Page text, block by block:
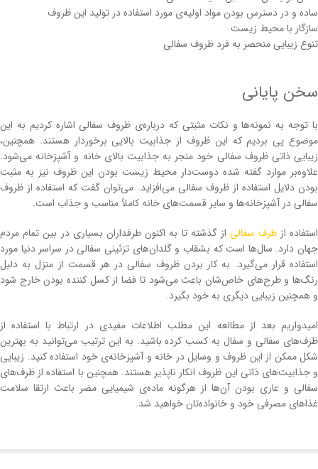
ساده و در دسترس بودن مواد اولیه‌ی مورد استفاده در تولید این ظروف
سازگار با محیط زیست
تنوع زیبایی منحصر به فرد ظروف سفالی
سخن پایانی
با توجه به نمونه‌ها و نکات مثبتی که درباره‌ی ظروف سفالی اشاره کردیم به این
موضوع پی بردیم که این ظروف از جذابیت بالایی برخوردار هستند. ‌همچنین،
زیبایی ذاتی ظروف سفالی خود منجر به جذابیت بالای خانه و آشپزخانه می‌شود.
علاوه‌بر موارد گفته شده دوست‌دار محیط زیست بودن این ظروف نیز به مثبت
بودن دلایل استفاده از ظروف سفالی می‌افزاید. می‌توان گفت که استفاده از ظروف
سفالی در آشپزخانه‌ها و سایر قسمت‌های خانه کاملاً مناسب و جذاب است.
استفاده ازظرف سفالیاز گذشته تا به اکنون طرفداران بسیاری در بین تمام مردم
جهان دارد. سال‌ها است که بشقاب و گلدان‌های تزئینی سفالی در سراسر دنیا مورد
استفاده قرار می‌گیرد. به کار بردن ظروف سفالی در هر قسمت از منزل به دلیل
رنگ‌ها و طرح‌های خاص‌شان باعث می‌شود تا فضا از کسل کننده بودن خارج شود
و همچنین زیبایی دیگری به خود بگیرد.
امیدواریم بعد از مطالعه این مطلب اطلاعات مفیدی در ارتباط با استفاده از
ظرف‌های سفالی و سفال به کسب کرده باشید. به این ترتیب می‌توانید به بهترین
شکل ممکن از این ظروف و وسایل در خانه و آشپزخانه‌ی خود استفاده کنید. زیبایی
و جذابیت‌های ذاتی این ظروف انکار ناپذیر هستند. همچنین با استفاده از ظرف‌های
سفالی و عاری بودن آن‌ها از هرگونه ماده‌ی شیمیایی مضر باعث ارتقا سلامت
غذاهای مصرفی خود و خانواده‌تان خواهید شد.